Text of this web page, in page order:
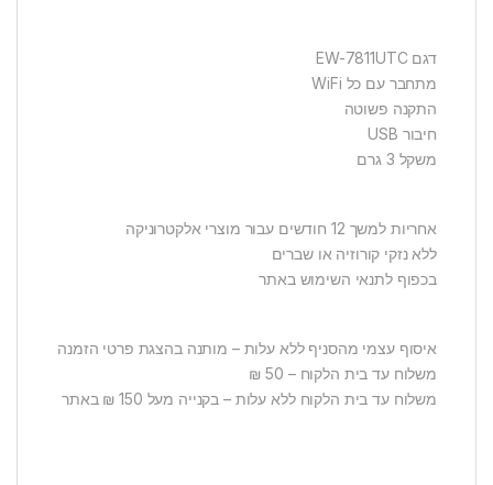
דגם EW-7811UTC
מתחבר עם כל WiFi
התקנה פשוטה
חיבור USB
משקל 3 גרם
אחריות למשך 12 חודשים עבור מוצרי אלקטרוניקה
ללא נזקי קורוזיה או שברים
בכפוף לתנאי השימוש באתר
איסוף עצמי מהסניף ללא עלות – מותנה בהצגת פרטי הזמנה
משלוח עד בית הלקוח – 50 ₪
משלוח עד בית הלקוח ללא עלות – בקנייה מעל 150 ₪ באתר